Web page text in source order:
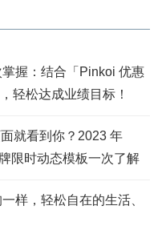
掌握：结合「Pinkoi 优惠
轻松达成业绩目标！
就看到你？2023 年
限时动态模板一次了解
样，轻松自在的生活、